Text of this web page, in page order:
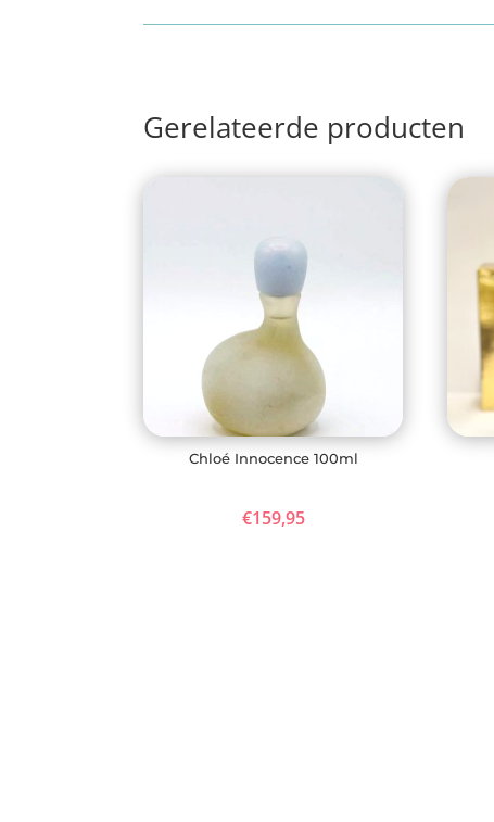
Gerelateerde producten
Chloé Innocence 100ml
€159,95